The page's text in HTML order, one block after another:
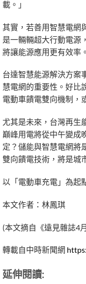
載。」
其實，若善用智慧電網
是一輛輛超大行動電源
將讓能源應用更有效率。
台達智慧能源解決方案
慧電網的重要性。好比
電動車饋電雙向機制，
尤其是未來，台灣再生
巔峰用電將從中午變成
定？儲能與智慧電網將
雙向饋電技術，將是城
以「電動車充電」為起
本文作者：林鳳琪
(本文摘自《遠見雜誌4
轉載自中時新聞網
延伸閱讀: